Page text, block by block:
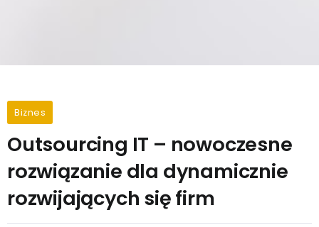
Biznes
Outsourcing IT – nowoczesne
rozwiązanie dla dynamicznie
rozwijających się firm